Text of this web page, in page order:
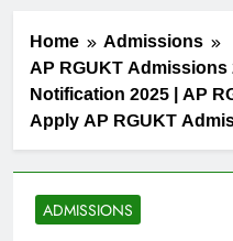
Home
Admissions
AP RGUKT Admissions
Notification 2025 | AP
Apply AP RGUKT
ADMISSIONS